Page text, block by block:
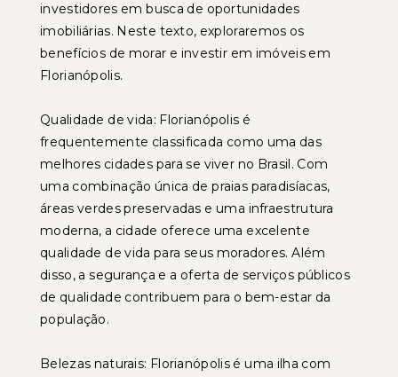
investidores em busca de oportunidades
imobiliárias. Neste texto, exploraremos os
benefícios de morar e investir em imóveis em
Florianópolis.
Qualidade de vida: Florianópolis é
frequentemente classificada como uma das
melhores cidades para se viver no Brasil. Com
uma combinação única de praias paradisíacas,
áreas verdes preservadas e uma infraestrutura
moderna, a cidade oferece uma excelente
qualidade de vida para seus moradores. Além
disso, a segurança e a oferta de serviços públicos
de qualidade contribuem para o bem-estar da
população.
Belezas naturais: Florianópolis é uma ilha com